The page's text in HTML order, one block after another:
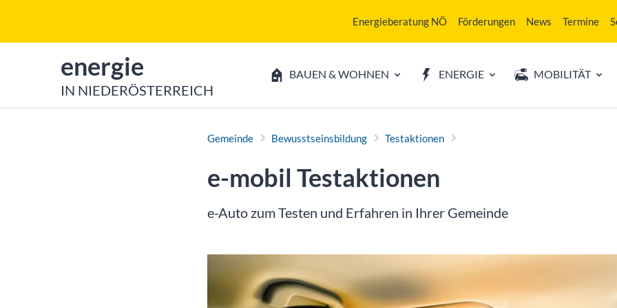
Energieberatung NÖ Förderungen News Termine
zur Startseite von
energie
IN NIEDERÖSTERREICH
BAUEN & WOHNEN ENERGIE MOBILITÄT
Gemeinde Bewusstseinsbildung Testaktionen
e-mobil Testaktionen
e-Auto zum Testen und Erfahren in Ihrer Gemeinde